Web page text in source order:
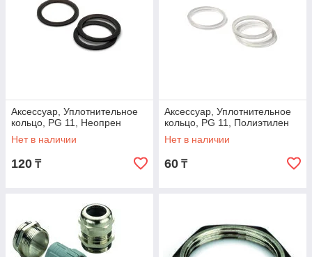
Аксессуар, Уплотнительное
кольцо, PG 11, Неопрен
Нет в наличии
120 ₸
Аксессуар, Уплотнительное
кольцо, PG 11, Полиэтилен
Нет в наличии
60 ₸